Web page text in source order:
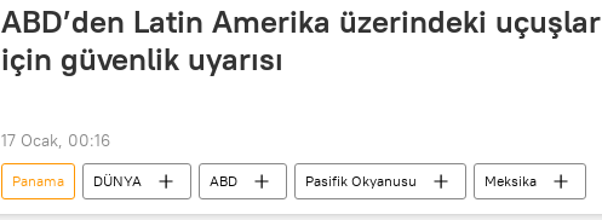
ABD’den Latin Amerika üzerindeki uçuşlar
için güvenlik uyarısı
17 Ocak, 00:16
Panama DÜNYA ABD Pasifik Okyanusu
Meksika